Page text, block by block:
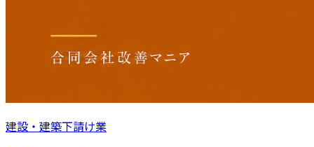
建設・建築下請け業